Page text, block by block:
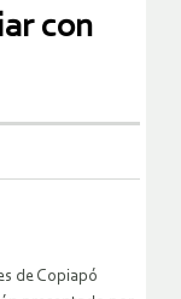
con
de Copiapó